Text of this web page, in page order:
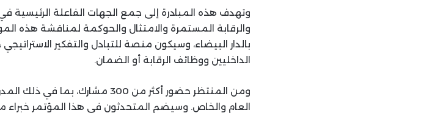
وتهدف هذه المبادرة إلى جمع الجهات الفاعلة الرئيسية
بالدار البيضاء، وسيكون منصة للتبادل والتفكير
الداخليين ووظائف الرقابة أو الضمان.
ومن المنتظر حضور أكثر من 300
العام والخاص. وسيضم المتحدثون في هذا المؤتمر خبراء